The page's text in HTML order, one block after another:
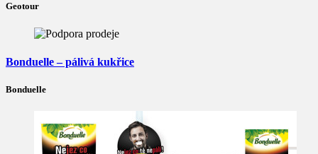
Geotour
Bonduelle – pálivá kukřice
Bonduelle